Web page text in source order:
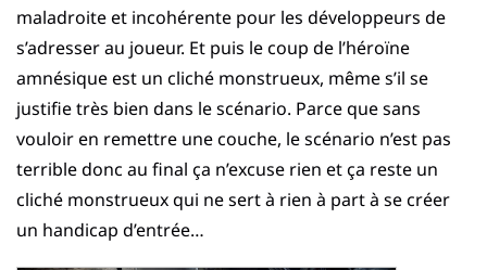
maladroite et incohérente pour les développeurs de
s’adresser au joueur. Et puis le coup de l’héroïne
amnésique est un cliché monstrueux, même s’il se
justifie très bien dans le scénario. Parce que sans
vouloir en remettre une couche, le scénario n’est pas
terrible donc au final ça n’excuse rien et ça reste un
cliché monstrueux qui ne sert à rien à part à se créer
un handicap d’entrée…